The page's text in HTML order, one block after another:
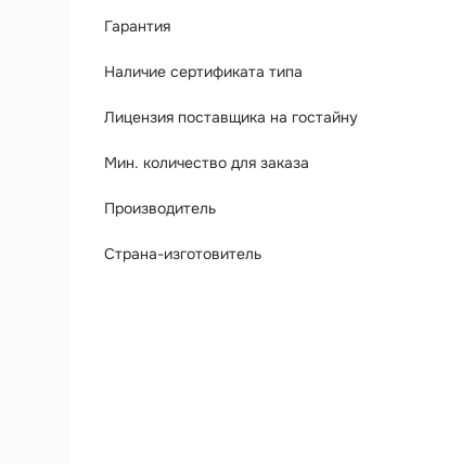
Гарантия
Наличие сертификата типа
Лицензия поставщика на гостайну
Мин. количество для заказа
Производитель
Страна-изготовитель